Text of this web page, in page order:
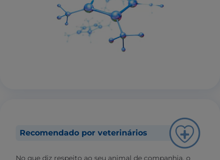
Recomendado por veterinários
No que diz respeito ao seu animal de companhia, o